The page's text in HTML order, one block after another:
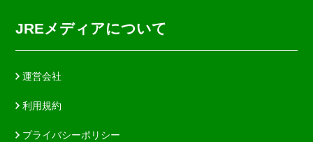
JREメディアについて
運営会社
利用規約
プライバシーポリシー